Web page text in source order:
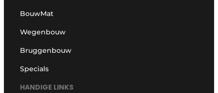
BouwMat
Wegenbouw
Bruggenbouw
Specials
HANDIGE LINKS